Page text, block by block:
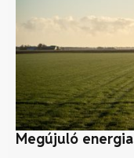
Megújuló energia